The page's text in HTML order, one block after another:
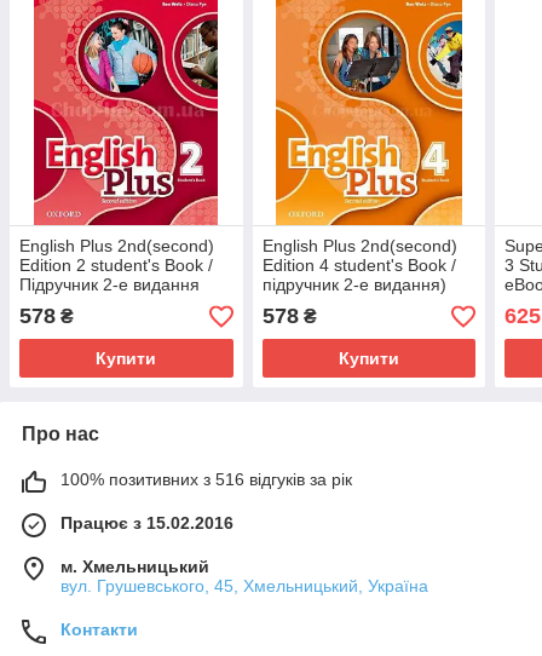
English Plus 2nd(second)
Edition 2 student's Book /
Підручник 2-е видання
578 ₴
Купити
English Plus 2nd(second)
Edition 4 student's Book /
підручник 2-е видання)
578₴
Купити
3
Про нас
100% позитивних з 516 відгуків за рік
Працює з 15.02.2016
м. Хмельницький
вул. Грушевського, 45, Хмельницький, Україна
Контакти